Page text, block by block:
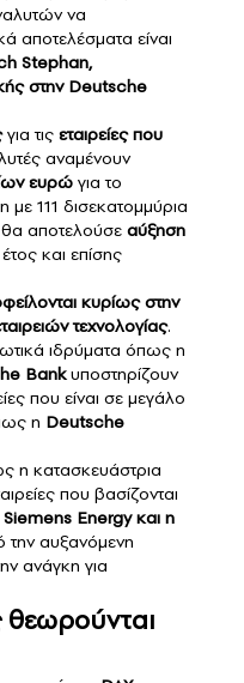
να
αποτελέσματα είναι
Stephan,
στην Deutsche
για τις εταιρείες που
αναμένουν
ευρώ για το
με 111 δισεκατομμύρια
αποτελούσε αύξηση
και επίσης
κυρίως στην
τεχνολογίας.
ιδρύματα όπως η
Bankυποστηρίζουν
που είναι σε μεγάλο
η Deutsche
η κατασκευάστρια
που βασίζονται
Siemens Energy και η
την αυξανόμενη
ανάγκη για
θεωρούνται